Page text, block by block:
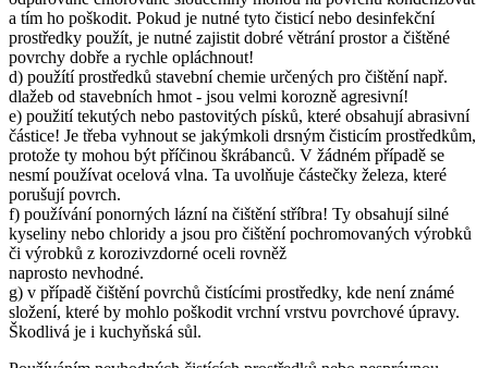
a tím ho poškodit. Pokud je nutné tyto čisticí nebo desinfekční
prostředky použít, je nutné zajistit dobré větrání prostor a čištěné
povrchy dobře a rychle opláchnout!
d) použítí prostředků stavební chemie určených pro čištění např.
dlažeb od stavebních hmot - jsou velmi korozně agresivní!
e) použití tekutých nebo pastovitých písků, které obsahují abrasivní
částice! Je třeba vyhnout se jakýmkoli drsným čisticím prostředkům,
protože ty mohou být příčinou škrábanců. V žádném případě se
nesmí používat ocelová vlna. Ta uvolňuje částečky železa, které
porušují povrch.
f) používání ponorných lázní na čištění stříbra! Ty obsahují silné
kyseliny nebo chloridy a jsou pro čištění pochromovaných výrobků
či výrobků z korozivzdorné oceli rovněž
naprosto nevhodné.
g) v případě čištění povrchů čistícími prostředky, kde není známé
složení, které by mohlo poškodit vrchní vrstvu povrchové úpravy.
Škodlivá je i kuchyňská sůl.